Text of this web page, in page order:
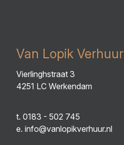
Van Lopik Verhuur
Vierlinghstraat 3
4251 LC Werkendam
t. 0183 - 502 745
e. info@vanlopikverhuur.nl